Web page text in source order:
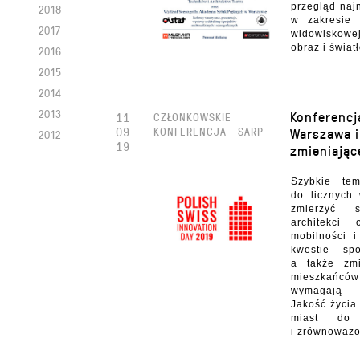
przegląd
w zakresie
obraz i
Warszawa
CZŁONKOWSKIE
KONFERENCJA
SARP
Szybkie
do licznych
zmierzyć
architekci
mobilności i
kwestie
a także
wymagają
Jakość życia
miast do
i
11
09
19
2018
2017
2016
2015
2014
2013
2012